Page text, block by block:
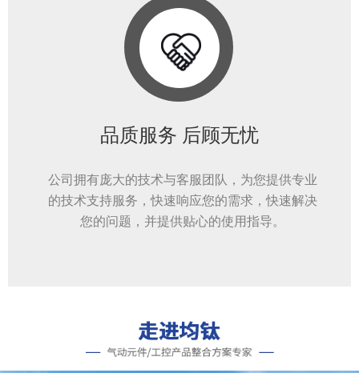
品质服务 后顾无忧
公司拥有庞大的技术与客服团队，为您提供专业
的技术支持服务，快速响应您的需求，快速解决
您的问题，并提供贴心的使用指导。